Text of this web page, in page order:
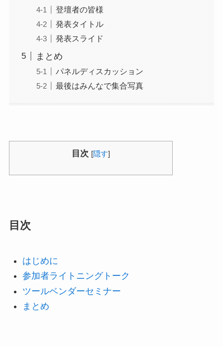
登壇者の皆様
発表タイトル
発表スライド
まとめ
パネルディスカッション
最後はみんなで集合写真
目次 [隠す]
目次
はじめに
参加者ライトニングトーク
ツールベンダーセミナー
まとめ